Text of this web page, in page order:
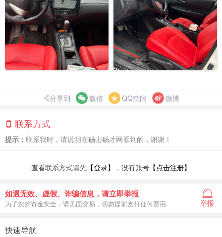
分享到 微信 QQ空间 微博
联系方式
提示： 联系我时，请说明在砀山砀才网看到的，谢谢！
查看联系方式请先 【登录】 ，没有账号 【点击注册】
如遇无效、虚假、诈骗信息，请立即举报
为了您的资金安全，请见面交易，切勿提前支付任何费用 举报
快速导航